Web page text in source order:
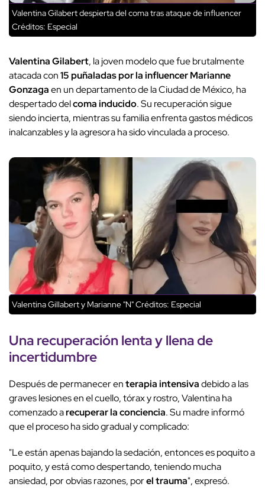
Valentina Gilabert despierta del coma tras ataque de influencer
Créditos: Especial
Valentina Gilabert, la joven modelo que fue brutalmente
atacada con15 puñaladas por la influencer Marianne
Gonzagaen un departamento de la Ciudad de México, ha
despertado delcoma inducido. Su recuperación sigue
siendo incierta, mientras su familia enfrenta gastos médicos
inalcanzables y la agresora ha sido vinculada a proceso.
Valentina Gillabert y Marianne "N"Créditos: Especial
Una recuperación lenta y llena de
incertidumbre
Después de permanecer enterapia intensivadebido a las
graves lesiones en el cuello, tórax y rostro, Valentina ha
comenzado arecuperar la conciencia. Su madre informó
que el proceso ha sido gradual y complicado:
"Le están apenas bajando la sedación, entonces es poquito a
poquito, y está como despertando, teniendo mucha
ansiedad, por obvias razones, porel trauma", expresó.